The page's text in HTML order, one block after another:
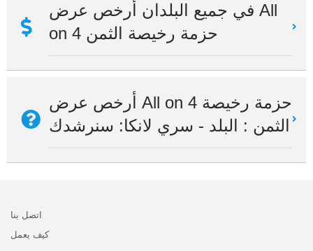
في جميع البلدان أرخص عرض All
on 4 حزمة رخيصة الثمن
أرخص عرض All on 4 حزمة رخيصة
الثمن : البلد - سري لانكا: سنرشدك
اتصل بنا
كيف يعمل